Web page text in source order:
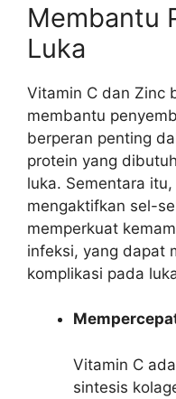
Membantu
Luka
Vitamin C dan Zinc
membantu
berperan penting
protein yang
luka. Sementara
mengaktifkan sel-
memperkuat
infeksi, yang dapat
komplikasi pada
Vitamin C
sintesis